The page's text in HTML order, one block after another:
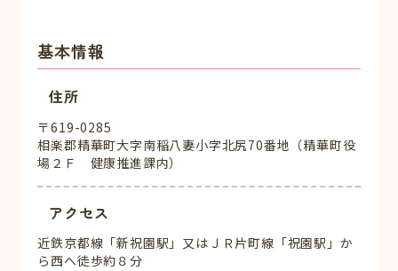
基本情報
住所
〒619-0285
相楽郡精華町大字南稲八妻小字北尻70番地（精華町役
場２Ｆ 健康推進課内）
アクセス
近鉄京都線「新祝園駅」又はＪＲ片町線「祝園駅」か
ら西へ徒歩約８分